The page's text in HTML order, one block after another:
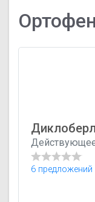
Диклоберл
6 предложений